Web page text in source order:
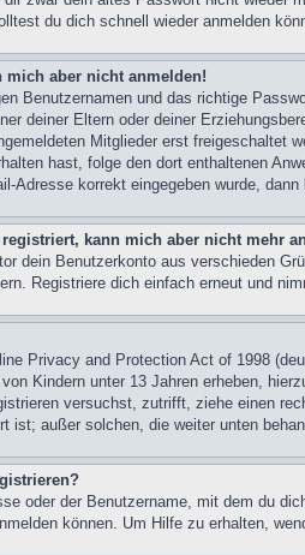
du dich schnell wieder anmelden
aber nicht anmelden!
Benutzernamen und das richtige
deiner Eltern oder deiner
Mitglieder erst freigeschaltet
hast, folge den dort enthaltenen
Adresse korrekt eingegeben wurde,
kann mich aber nicht mehr
dein Benutzerkonto aus verschieden
Registriere dich einfach erneut und
Privacy and Protection Act of 1998
Kindern unter 13 Jahren erheben,
versuchst, zutrifft, ziehe einen
ist; außer solchen, die weiter unten
oder der Benutzername, mit dem du
können. Um Hilfe zu erhalten,